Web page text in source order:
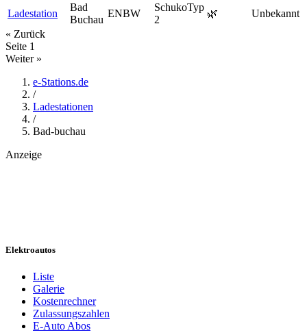
Ladestation
Bad
Buchau
ENBW
SchukoTyp
2
🌿
Unbekannt
« Zurück
Seite 1
Weiter »
e-Stations.de
/
Ladestationen
/
Bad-buchau
Anzeige
Elektroautos
Liste
Galerie
Kostenrechner
Zulassungszahlen
E-Auto Abos